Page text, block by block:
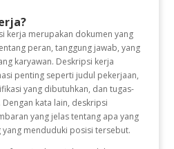
kerja merupakan dokumen yang
peran, tanggung jawab, yang
karyawan. Deskripsi kerja
penting seperti judul pekerjaan,
yang dibutuhkan, dan tugas-
kata lain, deskripsi
yang jelas tentang apa yang
menduduki posisi tersebut.